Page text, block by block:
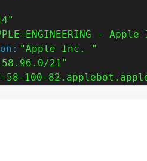
ENGINEERING -
"Apple Inc. "
21"
58-100-